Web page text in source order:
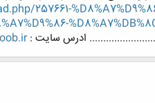
257661-
ادرس سایت :